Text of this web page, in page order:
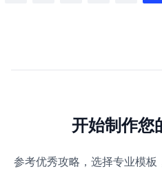
开始制作您
参考优秀攻略，选择专业模